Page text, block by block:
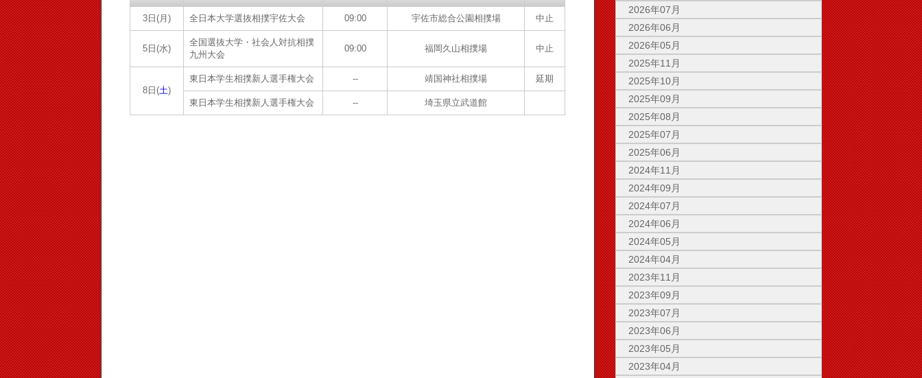
3日(月) 全日本大学選抜相撲宇佐大会 09:00 宇佐市総合公園相撲場 中止
5日(水)
全国選抜大学・社会人対抗相撲
九州大会
09:00 福岡久山相撲場 中止
8日(土)
東日本学生相撲新人選手権大会 -- 靖国神社相撲場 延期
東日本学生相撲新人選手権大会 -- 埼玉県立武道館
2026年07月
2026年06月
2026年05月
2025年11月
2025年10月
2025年09月
2025年08月
2025年07月
2025年06月
2024年11月
2024年09月
2024年07月
2024年06月
2024年05月
2024年04月
2023年11月
2023年09月
2023年07月
2023年06月
2023年05月
2023年04月